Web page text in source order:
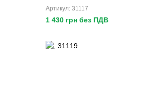
Артикул: 31117
1 430 грн без ПДВ